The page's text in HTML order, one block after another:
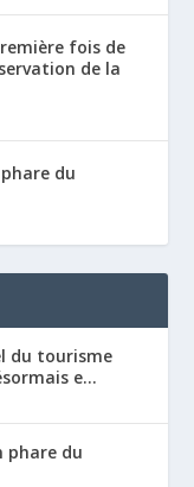
fois de
de la
du
du tourisme
e...
phare du